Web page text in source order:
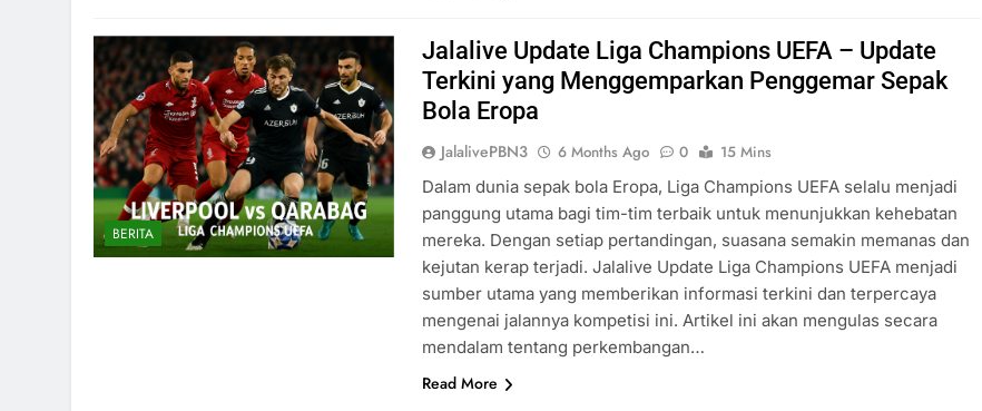
BERITA
Jalalive Update Liga Champions UEFA – Update
Terkini yang Menggemparkan Penggemar Sepak
Bola Eropa
JalalivePBN3 6 Months Ago 0
15 Mins
Dalam dunia sepak bola Eropa, Liga Champions UEFA selalu menjadi
panggung utama bagi tim-tim terbaik untuk menunjukkan kehebatan
mereka. Dengan setiap pertandingan, suasana semakin memanas dan
kejutan kerap terjadi. Jalalive Update Liga Champions UEFA menjadi
sumber utama yang memberikan informasi terkini dan terpercaya
mengenai jalannya kompetisi ini. Artikel ini akan mengulas secara
mendalam tentang perkembangan…
Read More